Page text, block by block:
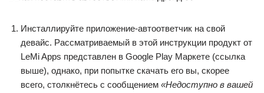
Инсталлируйте приложение-автоответчик на свой
девайс. Рассматриваемый в этой инструкции продукт от
LeMi Apps представлен в Google Play Маркете (ссылка
выше), однако, при попытке скачать его вы, скорее
всего, столкнётесь с сообщением «Недоступно в вашей